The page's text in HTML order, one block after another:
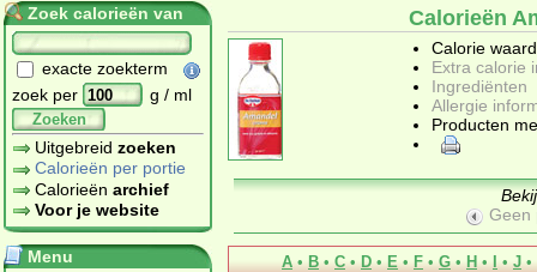
Zoek calorieën van
exacte zoekterm
zoek per
g / ml
Zoeken
Uitgebreid zoeken
Calorieën per portie
Calorieën archief
Voor je website
Menu
Calorieën
Calorie
Extra calorie
Ingrediënten
Allergie
Producten
Geen
A • B • C • D • E • F • G • H • I • J •